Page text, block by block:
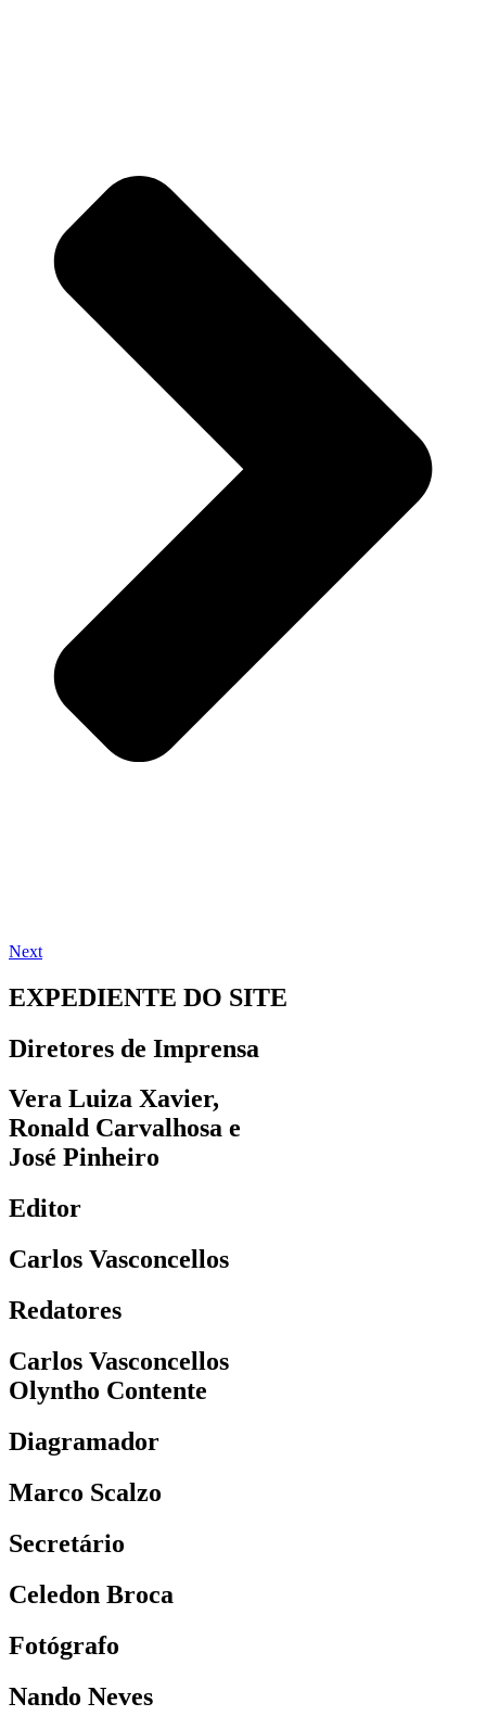
Next
EXPEDIENTE DO SITE
Diretores de Imprensa
Vera Luiza Xavier,
Ronald Carvalhosa e
José Pinheiro
Editor
Carlos Vasconcellos
Redatores
Carlos Vasconcellos
Olyntho Contente
Diagramador
Marco Scalzo
Secretário
Celedon Broca
Fotógrafo
Nando Neves